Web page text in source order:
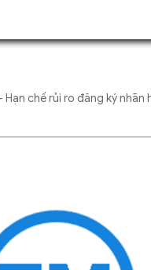
- Hạn chế rủi ro đăng ký nhãn